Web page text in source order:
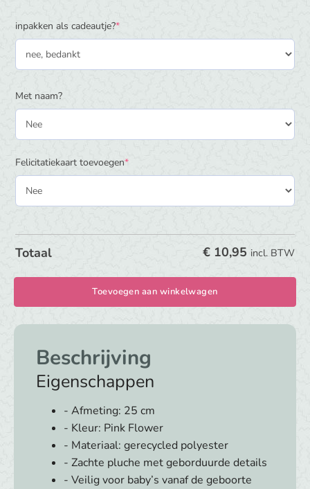
inpakken als cadeautje?*(required)
Met naam?
Felicitatiekaart toevoegen*(required)
Totaal € 10,95 incl. BTW
Toevoegen aan winkelwagen
Beschrijving
Eigenschappen
- Afmeting: 25 cm
- Kleur: Pink Flower
- Materiaal: gerecycled polyester
- Zachte pluche met geborduurde details
- Veilig voor baby’s vanaf de geboorte